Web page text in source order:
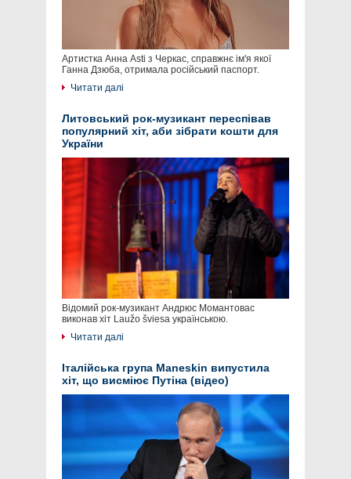
Артистка Анна Asti з Черкас, справжнє ім'я якої
Ганна Дзюба, отримала російський паспорт.
Читати далі
Литовський рок-музикант переспівав
популярний хіт, аби зібрати кошти для
України
Відомий рок-музикант Андрюс Момантовас
виконав хіт Laužo šviesa українською.
Читати далі
Італійська група Maneskin випустила
хіт, що висміює Путіна (відео)